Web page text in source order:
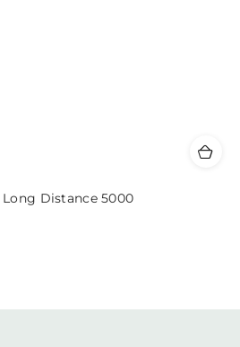
Long Distance 5000